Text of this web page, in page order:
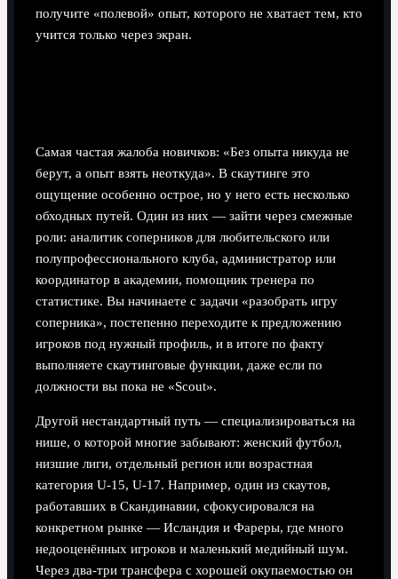
получите «полевой» опыт, которого не хватает тем, кто
учится только через экран.
Самая частая жалоба новичков: «Без опыта никуда не
берут, а опыт взять неоткуда». В скаутинге это
ощущение особенно острое, но у него есть несколько
обходных путей. Один из них — зайти через смежные
роли: аналитик соперников для любительского или
полупрофессионального клуба, администратор или
координатор в академии, помощник тренера по
статистике. Вы начинаете с задачи «разобрать игру
соперника», постепенно переходите к предложению
игроков под нужный профиль, и в итоге по факту
выполняете скаутинговые функции, даже если по
должности вы пока не «Scout».
Другой нестандартный путь — специализироваться на
нише, о которой многие забывают: женский футбол,
низшие лиги, отдельный регион или возрастная
категория U‑15, U‑17. Например, один из скаутов,
работавших в Скандинавии, сфокусировался на
конкретном рынке — Исландия и Фареры, где много
недооценённых игроков и маленький медийный шум.
Через два‑три трансфера с хорошей окупаемостью он